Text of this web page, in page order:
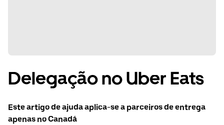
Delegação no Uber Eats
Este artigo de ajuda aplica-se a parceiros de entrega
apenas no Canadá